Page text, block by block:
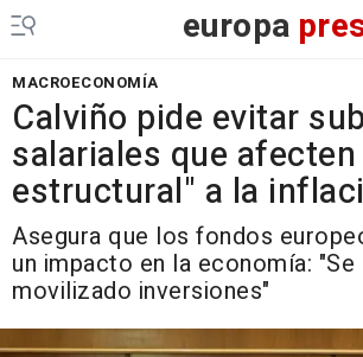
europa
MACROECONOMÍA
Calviño pide evitar
salariales que
estructural" a la
Asegura que los fondos
un impacto en la economía: "Se
movilizado inversiones"